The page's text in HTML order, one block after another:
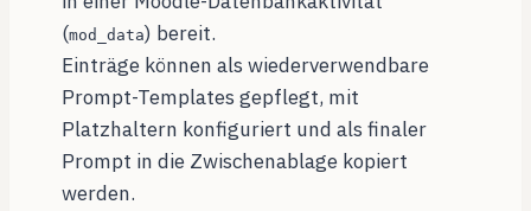
(mod_data) bereit.
Einträge können als wiederverwendbare
Prompt-Templates gepflegt, mit
Platzhaltern konfiguriert und als finaler
Prompt in die Zwischenablage kopiert
werden.